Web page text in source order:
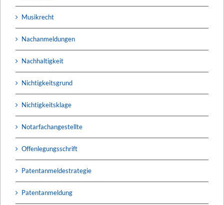
Musikrecht
Nachanmeldungen
Nachhaltigkeit
Nichtigkeitsgrund
Nichtigkeitsklage
Notarfachangestellte
Offenlegungsschrift
Patentanmeldestrategie
Patentanmeldung